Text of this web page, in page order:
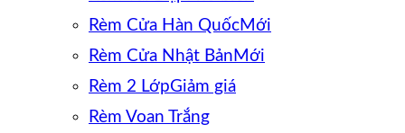
Rèm Cửa Hàn Quốc
Rèm Cửa Nhật Bản
Rèm 2 Lớp
Rèm Voan Trắng